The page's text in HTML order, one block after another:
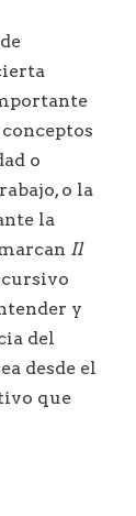
o
o la
la
Il
y
del
desde el
que